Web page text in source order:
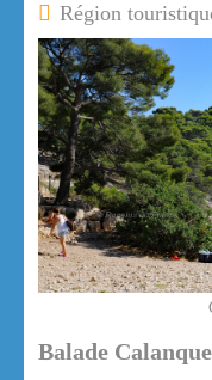
Région
Balade